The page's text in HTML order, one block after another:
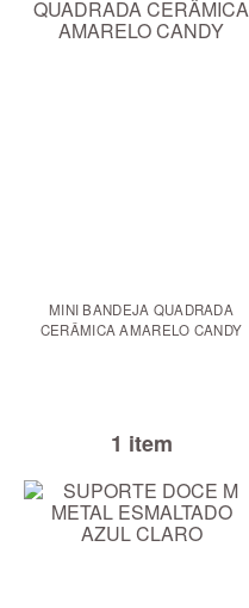
MINI BANDEJA QUADRADA
CERÂMICA AMARELO CANDY
1 item